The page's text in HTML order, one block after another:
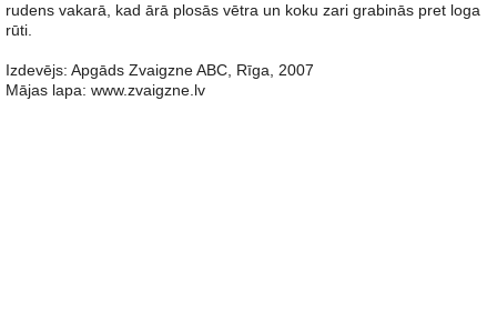
rudens vakarā, kad ārā plosās vētra un koku zari grabinās pret loga
rūti.
Izdevējs: Apgāds Zvaigzne ABC, Rīga, 2007
Mājas lapa: www.zvaigzne.lv